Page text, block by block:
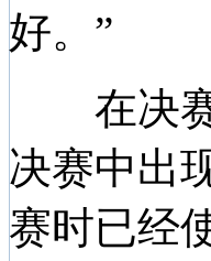
好。”
在决赛
决赛中出
赛时已经